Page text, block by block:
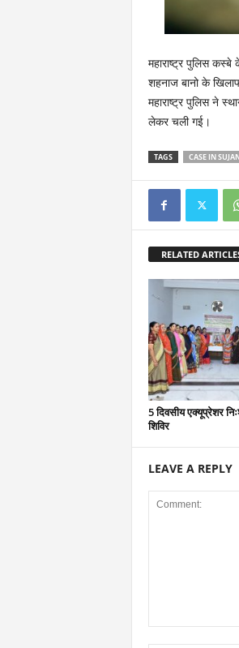
महाराष्ट्र पुलिस कस्बे
शहनाज बानो के
महाराष्ट्र पुलिस ने
लेकर चली गई।
TAGS CASE IN
RELATED
5 दिवसीय एक्यूप्रेशर
शिविर
LEAVE A REPLY